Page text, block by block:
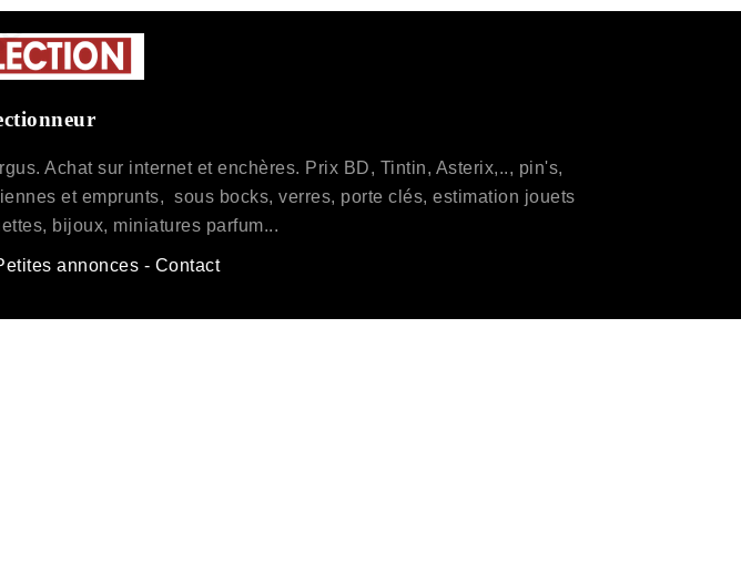
Achat sur internet et enchères. Prix BD, Tintin, Asterix,.., pin's,
et emprunts, sous bocks, verres, porte clés, estimation jouets
bijoux, miniatures parfum...
annonces - Contact